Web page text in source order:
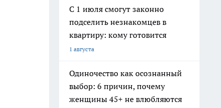
С 1 июля смогут законно
подселить незнакомцев в
квартиру: кому готовится
1 августа
Одиночество как осознанный
выбор: 6 причин, почему
женщины 45+ не влюбляются